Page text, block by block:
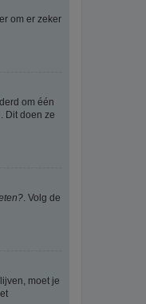
om er zeker
om één
Dit doen ze
. Volg de
moet je